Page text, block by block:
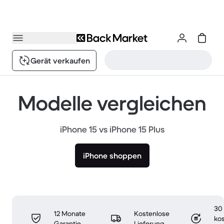
Gerät verkaufen
Modelle vergleichen
iPhone 15 vs iPhone 15 Plus
iPhone shoppen
12 Monate
Kostenlose
30